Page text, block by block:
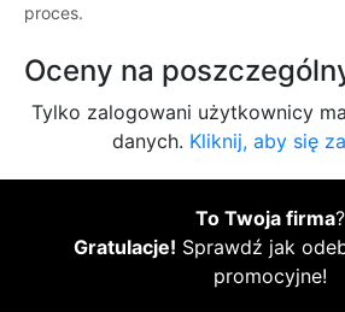
proces.
Oceny na
Tylko zalogowani użytkownicy
danych. Kliknij, aby się
To Twoja firma?
Gratulacje! Sprawdź jak
promocyjne!